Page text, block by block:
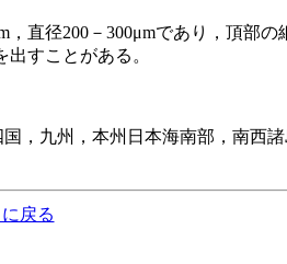
直径200－300μmであり，頂部の
すことがある。
，九州，本州日本海南部，南西諸
戻る